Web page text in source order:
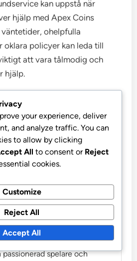
kan uppstå när
hjälp med Apex Coins
ohelpfulla
oklara policyer kan leda till
att vara tålmodig och
hjälp.
chanser till en snabb lösning,
såsom kortnummer
du kontaktar kundsupport.
kan effektivisera processen
lösning.
Rivers
passionerad spelare och
your experience, deliver
and analyze traffic. You can
to allow by clicking
All to consent or Reject
cookies.
Customize
Reject All
Accept All